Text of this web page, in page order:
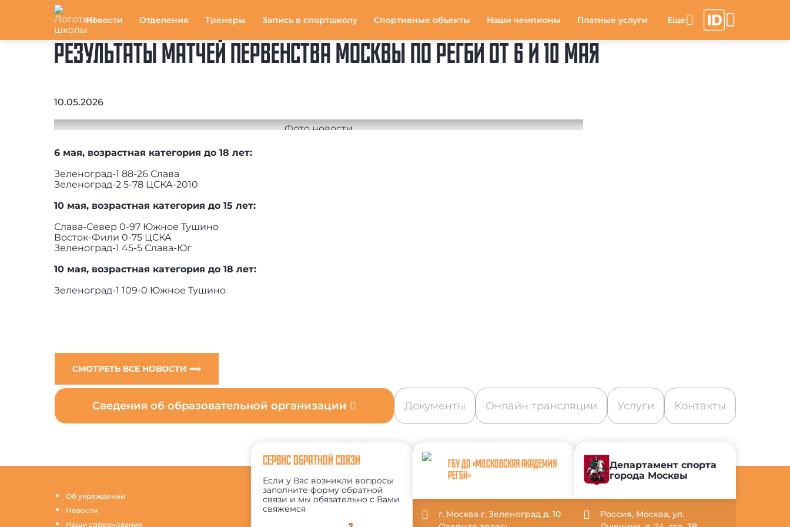
Новости Отделения Тренеры Запись в спортшколу Спортивные объекты Наши чемпионы Платные услуги
РЕЗУЛЬТАТЫ МАТЧЕЙ ПЕРВЕНСТВА МОСКВЫ ПО РЕГБИ ОТ 6 И 10 МАЯ
10.05.2026
6 мая, возрастная категория до 18 лет:
Зеленоград-1 88-26 Слава
Зеленоград-2 5-78 ЦСКА-2010
10 мая, возрастная категория до 15 лет:
Слава-Север 0-97 Южное Тушино
Восток-Фили 0-75 ЦСКА
Зеленоград-1 45-5 Слава-Юг
10 мая, возрастная категория до 18 лет:
Зеленоград-1 109-0 Южное Тушино
СМОТРЕТЬ ВСЕ НОВОСТИ ⟹
Сведения об образовательной организации Документы Онлайн трансляции Услуги Контакты
Об учреждении
Новости
Наши соревнования
СЕРВИС ОБРАТНОЙ СВЯЗИ
Если у Вас возникли вопросы
заполните форму обратной
связи и мы обязательно с Вами
свяжемся
ГБУ ДО «МОСКОВСКАЯ АКАДЕМИЯ
РЕГБИ»
г. Москва г. Зеленоград д. 10
Департамент спорта
города Москвы
Россия, Москва, ул.